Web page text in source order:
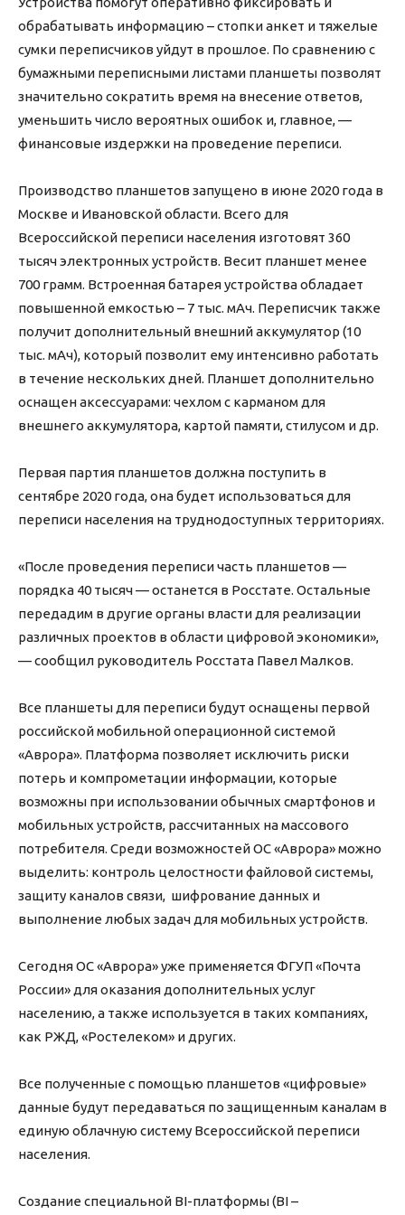
обрабатывать информацию – стопки анкет и тяжелые
сумки переписчиков уйдут в прошлое. По сравнению с
бумажными переписными листами планшеты позволят
значительно сократить время на внесение ответов,
уменьшить число вероятных ошибок и, главное, —
финансовые издержки на проведение переписи.
Производство планшетов запущено в июне 2020 года в
Москве и Ивановской области. Всего для
Всероссийской переписи населения изготовят 360
тысяч электронных устройств. Весит планшет менее
700 грамм. Встроенная батарея устройства обладает
повышенной емкостью – 7 тыс. мАч. Переписчик также
получит дополнительный внешний аккумулятор (10
тыс. мАч), который позволит ему интенсивно работать
в течение нескольких дней. Планшет дополнительно
оснащен аксессуарами: чехлом с карманом для
внешнего аккумулятора, картой памяти, стилусом и др.
Первая партия планшетов должна поступить в
сентябре 2020 года, она будет использоваться для
переписи населения на труднодоступных территориях.
«После проведения переписи часть планшетов —
порядка 40 тысяч — останется в Росстате. Остальные
передадим в другие органы власти для реализации
различных проектов в области цифровой экономики»,
— сообщил руководитель Росстата Павел Малков.
Все планшеты для переписи будут оснащены первой
российской мобильной операционной системой
«Аврора». Платформа позволяет исключить риски
потерь и компрометации информации, которые
возможны при использовании обычных смартфонов и
мобильных устройств, рассчитанных на массового
потребителя. Среди возможностей ОС «Аврора» можно
выделить: контроль целостности файловой системы,
защиту каналов связи, шифрование данных и
выполнение любых задач для мобильных устройств.
Сегодня ОС «Аврора» уже применяется ФГУП «Почта
России» для оказания дополнительных услуг
населению, а также используется в таких компаниях,
как РЖД, «Ростелеком» и других.
Все полученные с помощью планшетов «цифровые»
данные будут передаваться по защищенным каналам в
единую облачную систему Всероссийской переписи
населения.
Создание специальной BI-платформы (BI –